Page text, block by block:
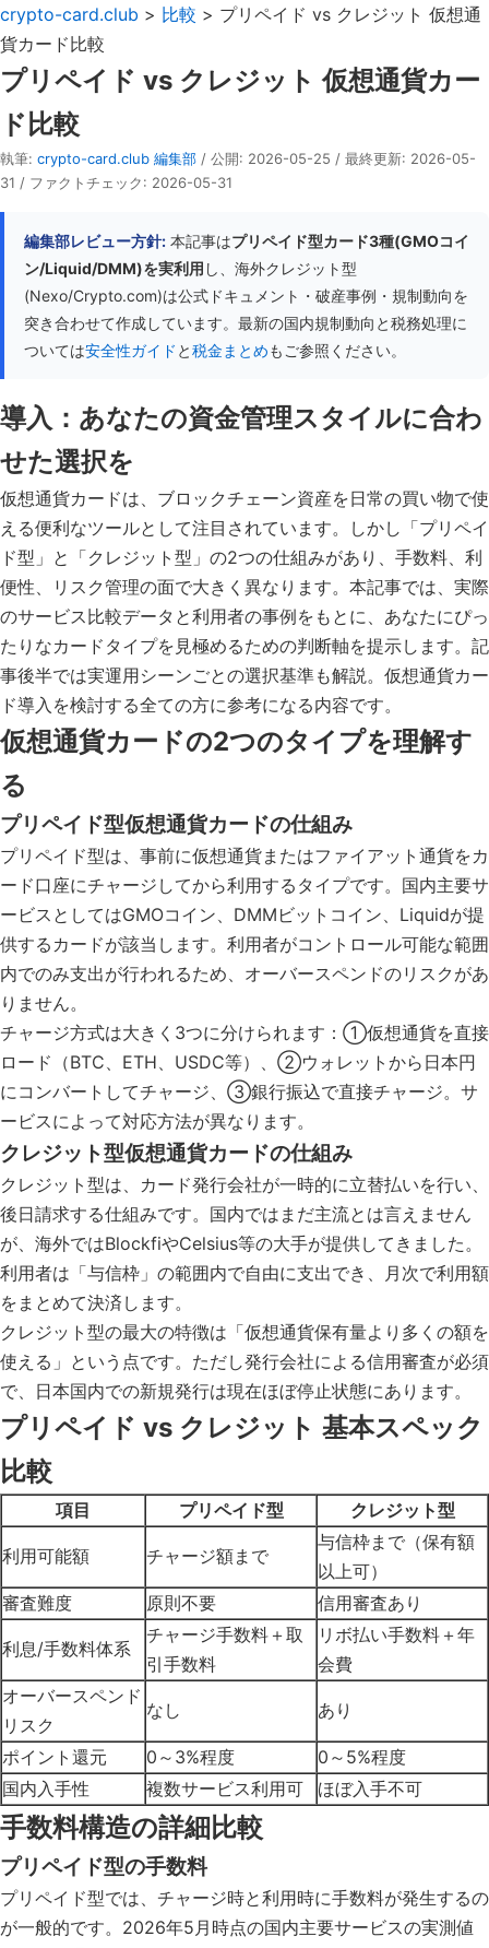
crypto-card.club > 比較 > プリペイド vs クレジット 仮想通
貨カード比較
プリペイド vs クレジット 仮想通貨カー
ド比較
執筆: crypto-card.club 編集部 / 公開: 2026-05-25 / 最終更新: 2026-05-
31 / ファクトチェック: 2026-05-31
編集部レビュー方針: 本記事はプリペイド型カード3種(GMOコイ
ン/Liquid/DMM)を実利用 し、海外クレジット型
(Nexo/Crypto.com)は公式ドキュメント・破産事例・規制動向を
突き合わせて作成しています。最新の国内規制動向と税務処理に
ついては安全性ガイド と税金まとめもご参照ください。
導入：あなたの資金管理スタイルに合わ
せた選択を
仮想通貨カードは、ブロックチェーン資産を日常の買い物で使
える便利なツールとして注目されています。しかし「プリペイ
ド型」と「クレジット型」の2つの仕組みがあり、手数料、利
便性、リスク管理の面で大きく異なります。本記事では、実際
のサービス比較データと利用者の事例をもとに、あなたにぴっ
たりなカードタイプを見極めるための判断軸を提示します。記
事後半では実運用シーンごとの選択基準も解説。仮想通貨カー
ド導入を検討する全ての方に参考になる内容です。
仮想通貨カードの2つのタイプを理解す
る
プリペイド型仮想通貨カードの仕組み
プリペイド型は、事前に仮想通貨またはファイアット通貨をカ
ード口座にチャージしてから利用するタイプです。国内主要サ
ービスとしてはGMOコイン、DMMビットコイン、Liquidが提
供するカードが該当します。利用者がコントロール可能な範囲
内でのみ支出が行われるため、オーバースペンドのリスクがあ
りません。
チャージ方式は大きく3つに分けられます：①仮想通貨を直接
ロード（BTC、ETH、USDC等）、②ウォレットから日本円
にコンバートしてチャージ、③銀行振込で直接チャージ。サ
ービスによって対応方法が異なります。
クレジット型仮想通貨カードの仕組み
クレジット型は、カード発行会社が一時的に立替払いを行い、
後日請求する仕組みです。国内ではまだ主流とは言えません
が、海外ではBlockfiやCelsius等の大手が提供してきました。
利用者は「与信枠」の範囲内で自由に支出でき、月次で利用額
をまとめて決済します。
クレジット型の最大の特徴は「仮想通貨保有量より多くの額を
使える」という点です。ただし発行会社による信用審査が必須
で、日本国内での新規発行は現在ほぼ停止状態にあります。
プリペイド vs クレジット 基本スペック
比較
項目 プリペイド型 クレジット型
利用可能額 チャージ額まで
与信枠まで（保有額
以上可）
審査難度
原則不要 信用審査あり
利息/手数料体系
チャージ手数料＋取
引手数料
リボ払い手数料＋年
会費
オーバースペンド
リスク
なし あり
ポイント還元 0～3%程度
0～5%程度
国内入手性
複数サービス利用可 ほぼ入手不可
手数料構造の詳細比較
プリペイド型の手数料
プリペイド型では、チャージ時と利用時に手数料が発生するの
が一般的です。2026年5月時点の国内主要サービスの実測値